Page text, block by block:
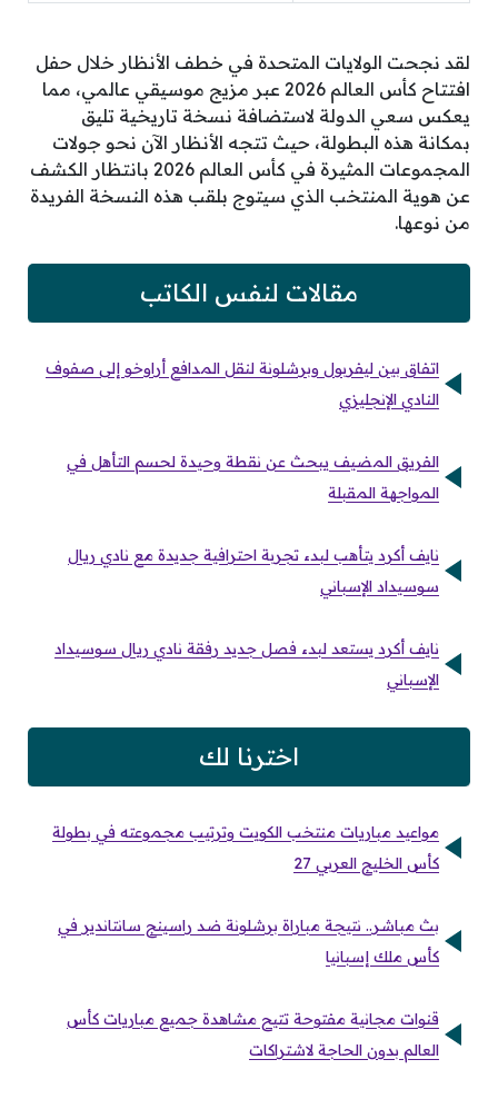
لقد نجحت الولايات المتحدة في خطف الأنظار خلال حفل
افتتاح كأس العالم 2026 عبر مزيج موسيقي عالمي، مما
يعكس سعي الدولة لاستضافة نسخة تاريخية تليق
بمكانة هذه البطولة، حيث تتجه الأنظار الآن نحو جولات
المجموعات المثيرة في كأس العالم 2026 بانتظار الكشف
عن هوية المنتخب الذي سيتوج بلقب هذه النسخة الفريدة
من نوعها.
مقالات لنفس الكاتب
اتفاق بين ليفربول وبرشلونة لنقل المدافع أراوخو إلى صفوف
النادي الإنجليزي
الفريق المضيف يبحث عن نقطة وحيدة لحسم التأهل في
المواجهة المقبلة
نايف أكرد يتأهب لبدء تجربة احترافية جديدة مع نادي ريال
سوسيداد الإسباني
نايف أكرد يستعد لبدء فصل جديد رفقة نادي ريال سوسيداد
الإسباني
اخترنا لك
مواعيد مباريات منتخب الكويت وترتيب مجموعته في بطولة
كأس الخليج العربي 27
بث مباشر.. نتيجة مباراة برشلونة ضد راسينج سانتاندير في
كأس ملك إسبانيا
قنوات مجانية مفتوحة تتيح مشاهدة جميع مباريات كأس
العالم بدون الحاجة لاشتراكات